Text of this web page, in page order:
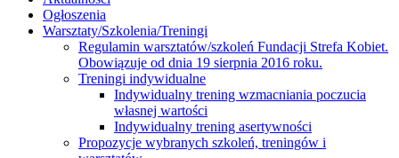
Ogłoszenia
Warsztaty/Szkolenia/Treningi
Regulamin warsztatów/szkoleń Fundacji Strefa Kobiet.
Obowiązuje od dnia 19 sierpnia 2016 roku.
Treningi indywidualne
Indywidualny trening wzmacniania poczucia
własnej wartości
Indywidualny trening asertywności
Propozycje wybranych szkoleń, treningów i